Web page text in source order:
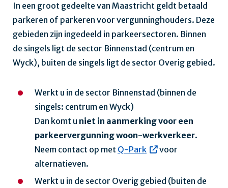
In een groot gedeelte van Maastricht geldt betaald
parkeren of parkeren voor vergunninghouders. Deze
gebieden zijn ingedeeld in parkeersectoren. Binnen
de singels ligt de sector Binnenstad (centrum en
Wyck), buiten de singels ligt de sector Overig gebied.
Werkt u in de sector Binnenstad (binnen de
singels: centrum en Wyck)
Dan komt u niet in aanmerking voor een
parkeervergunning woon-werkverkeer.
Neem contact op met Q-Park
voor
alternatieven.
Werkt u in de sector Overig gebied (buiten de